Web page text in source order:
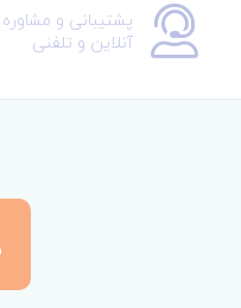
پشتیبانی و مشاوره
آنلاین و تلفنی